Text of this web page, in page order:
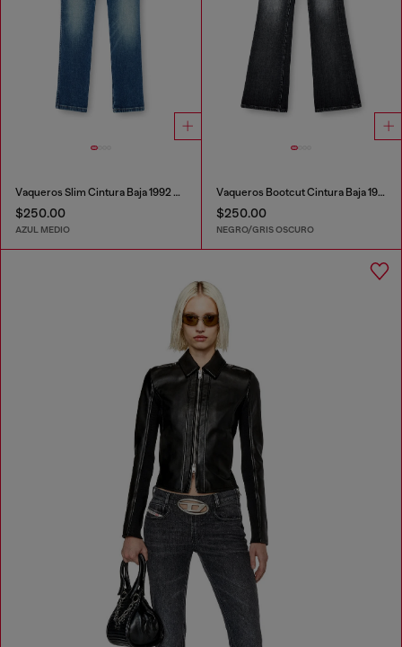
Vaqueros Slim Cintura Baja 1992 D-Jiann
$250.00
AZUL MEDIO
Vaqueros Bootcut Cintura Baja 1969 D-Ebbey
$250.00
NEGRO/GRIS OSCURO